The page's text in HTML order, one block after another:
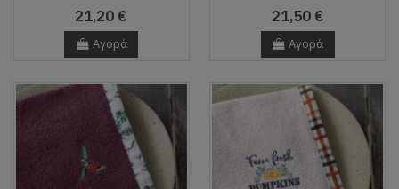
21,20 €
Αγορά
21,50 €
Αγορά